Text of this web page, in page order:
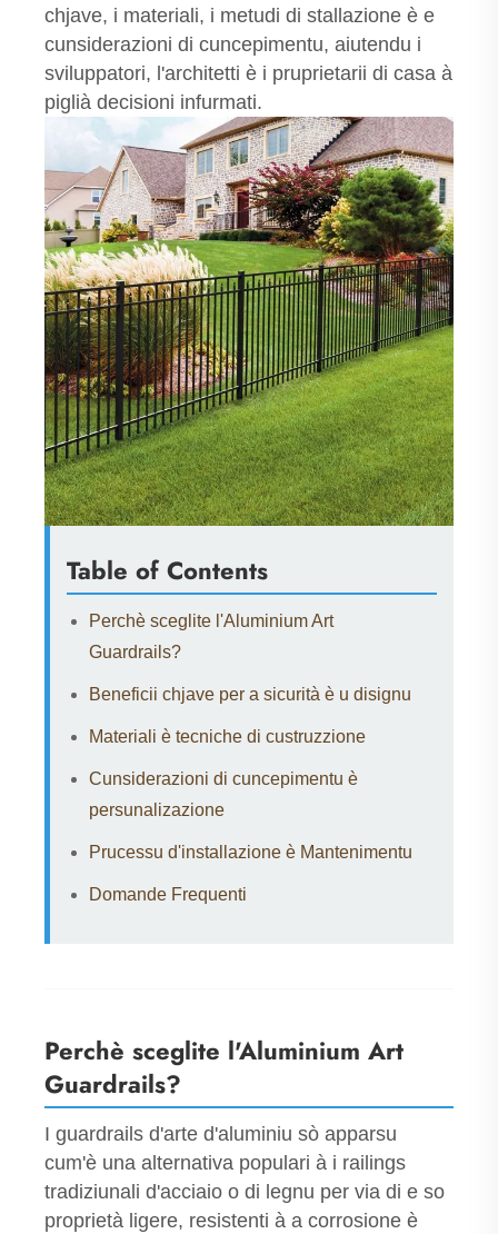
chjave, i materiali, i metudi di stallazione è e
cunsiderazioni di cuncepimentu, aiutendu i
sviluppatori, l'architetti è i pruprietarii di casa à
piglià decisioni infurmati.
Table of Contents
Perchè sceglite l'Aluminium Art
Guardrails?
Beneficii chjave per a sicurità è u disignu
Materiali è tecniche di custruzzione
Cunsiderazioni di cuncepimentu è
persunalizazione
Prucessu d'installazione è Mantenimentu
Domande Frequenti
Perchè sceglite l'Aluminium Art
Guardrails?
I guardrails d'arte d'aluminiu sò apparsu
cum'è una alternativa populari à i railings
tradiziunali d'acciaio o di legnu per via di e so
proprietà ligere, resistenti à a corrosione è